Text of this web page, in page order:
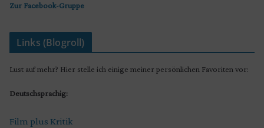
Zur Facebook-Gruppe
Links (Blogroll)
Lust auf mehr? Hier stelle ich einige meiner persönlichen Favoriten vor:
Deutschsprachig:
Film plus Kritik